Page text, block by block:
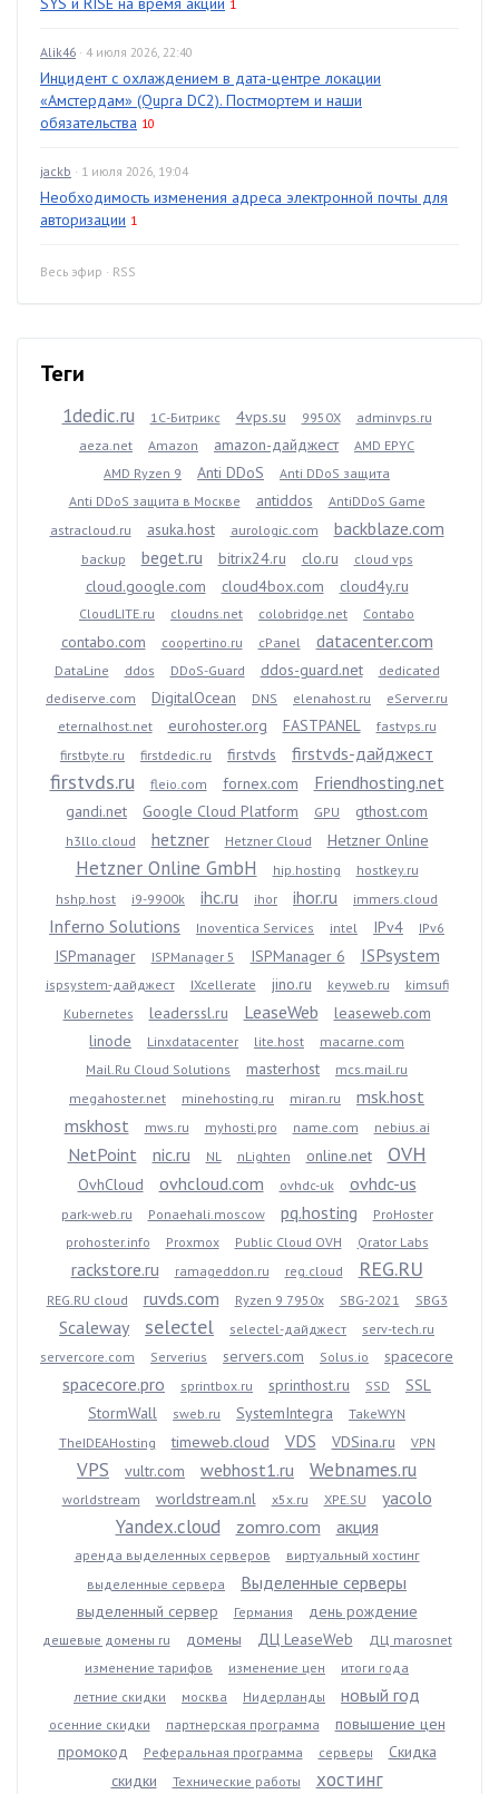
1
Alik46 · 4 июля 2026, 22:40
Инцидент с охлаждением в дата-центре локации
«Амстердам» (Qupra DC2). Постмортем и наши
обязательства 10
jackb · 1 июля 2026, 19:04
Необходимость изменения адреса электронной почты для
авторизации 1
Весь эфир · RSS
Теги
1dedic.ru 1С-Битрикс 4vps.su 9950X
adminvps.ru
aeza.net
Amazon amazon-дайджест
AMD EPYC
AMD Ryzen 9
Anti DDoS
Anti DDoS защита
Anti DDoS защита в Москве
antiddos
AntiDDoS Game
astracloud.ru
asuka.host aurologic.com backblaze.com
backup beget.ru bitrix24.ru clo.ru cloud vps
cloud.google.com cloud4box.com cloud4y.ru
CloudLITE.ru cloudns.net colobridge.net Contabo
contabo.com coopertino.ru cPanel datacenter.com
DataLine ddos DDoS-Guard ddos-guard.net
dedicated
dediserve.com
DigitalOcean DNS elenahost.ru
eServer.ru
eternalhost.net
eurohoster.org FASTPANEL
fastvps.ru
firstbyte.ru
firstdedic.ru firstvds firstvds-дайджест
firstvds.ru fleio.com fornex.com Friendhosting.net
gandi.net Google Cloud Platform GPU gthost.com
h3llo.cloud hetzner Hetzner Cloud Hetzner Online
Hetzner Online GmbH hip.hosting
hostkey.ru
hshp.host
i9-9900k ihc.ru ihor ihor.ru immers.cloud
Inferno Solutions Inoventica Services intel IPv4 IPv6
ISPmanager ISPManager 5 ISPManager 6 ISPsystem
ispsystem-дайджест IXcellerate jino.ru keyweb.ru
kimsufi
Kubernetes
leaderssl.ru LeaseWeb
leaseweb.com
linode
Linxdatacenter lite.host
macarne.com
Mail.Ru Cloud Solutions
masterhost
mcs.mail.ru
megahoster.net
minehosting.ru miran.ru
msk.host
mskhost
mws.ru myhosti.pro name.com nebius.ai
NetPoint nic.ru NL nLighten online.net OVH
OvhCloud ovhcloud.com ovhdc-uk ovhdc-us
park-web.ru Ponaehali.moscow pq.hosting
ProHoster
prohoster.info
Proxmox Public Cloud OVH Qrator Labs
rackstore.ru ramageddon.ru reg.cloud REG.RU
REG.RU cloud ruvds.com Ryzen 9 7950x SBG-2021 SBG3
Scaleway selectel selectel-дайджест
serv-tech.ru
servercore.com
Serverius servers.com Solus.io spacecore
spacecore.pro sprintbox.ru sprinthost.ru SSD
SSL
StormWall
sweb.ru SystemIntegra
TakeWYN
TheIDEAHosting
timeweb.cloud VDS VDSina.ru VPN
VPS vultr.com webhost1.ru Webnames.ru
worldstream worldstream.nl x5x.ru XPE.SU yacolo
Yandex.cloud zomro.com акция
аренда выделенных серверов
виртуальный хостинг
выделенные сервера
Выделенные серверы
выделенный сервер Германия день рождение
дешевые домены ru домены ДЦ LeaseWeb
ДЦ marosnet
изменение тарифов
изменение цен
итоги года
летние скидки
москва Нидерланды новый год
осенние скидки партнерская программа
повышение цен
промокод
Реферальная программа серверы
Скидка
скидки
Технические работы
хостинг